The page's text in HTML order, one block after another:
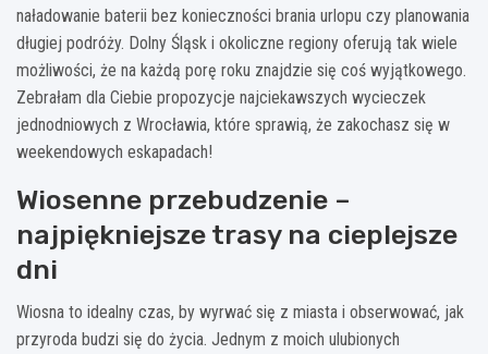
naładowanie baterii bez konieczności brania urlopu czy planowania
długiej podróży. Dolny Śląsk i okoliczne regiony oferują tak wiele
możliwości, że na każdą porę roku znajdzie się coś wyjątkowego.
Zebrałam dla Ciebie propozycje najciekawszych wycieczek
jednodniowych z Wrocławia, które sprawią, że zakochasz się w
weekendowych eskapadach!
Wiosenne przebudzenie –
najpiękniejsze trasy na cieplejsze
dni
Wiosna to idealny czas, by wyrwać się z miasta i obserwować, jak
przyroda budzi się do życia. Jednym z moich ulubionych